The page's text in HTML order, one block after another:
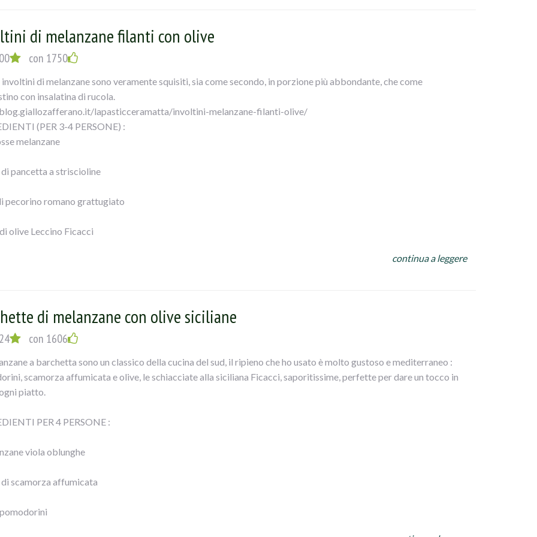
spicchi di aglio sbucciati e schiacciati alle erbe aromatiche in polvere.
insaporire per due minuti, in seguito aggiungete la polpa di pomodoro. Regolate di sale e pepe, aggiungete lo
e le foglie di alloro.
e le olive nere denocciolate FICACCI. Mescolate bene il tutto e lasciate cuocere 30-40 minuti,
verso fine cottura le foglie di basilico.
di melanzane filanti con olive
con 1750
di melanzane sono veramente squisiti, sia come secondo, in porzione più abbondante, che come
con insalatina di rucola.
lapasticceramatta/involtini-melanzane-filanti-olive/
(PER 3-4 PERSONE) :
melanzane
pancetta a striscioline
pecorino romano grattugiato
olive Leccino Ficacci
mozzarella
perdere l’acqua; dopo sciacquarle e farle scolare.
sulla griglia del forno, ungendole con un pennello sopra; cuocere a 180° per circa 20 minuti (si possono anche
continua a leggere
di melanzane con olive siciliane
con 1606
a barchetta sono un classico della cucina del sud, il ripieno che ho usato è molto gustoso e mediterraneo :
scamorza affumicata e olive, le schiacciate alla siciliana Ficacci, saporitissime, perfette per dare un tocco in
piatto.
PER 4 PERSONE :
viola oblunghe
scamorza affumicata